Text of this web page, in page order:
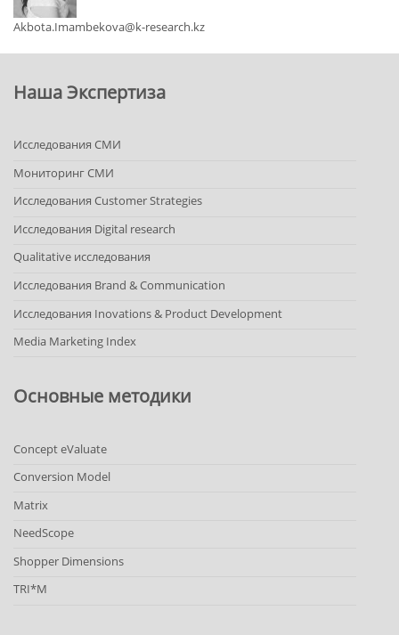
Akbota.Imambekova@k-research.kz
Наша Экспертиза
Исследования СМИ
Мониторинг СМИ
Исследования Customer Strategies
Исследования Digital research
Qualitative исследования
Исследования Brand & Communication
Исследования Inovations & Product Development
Media Marketing Index
Основные методики
Concept eValuate
Conversion Model
Matrix
NeedScope
Shopper Dimensions
TRI*M